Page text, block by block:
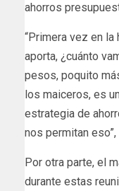
ahorros
“Primera vez en
aporta, ¿cuánto
pesos, poquito
los maiceros, es
estrategia de
nos permitan eso”,
Por otra parte, el
durante estas